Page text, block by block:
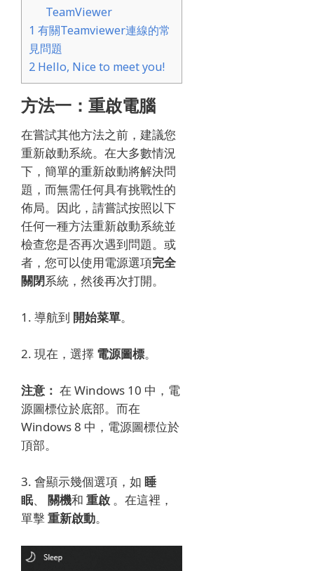
TeamViewer
1 有關Teamviewer連線的常
見問題
2 Hello, Nice to meet you!
方法一：重啟電腦
在嘗試其他方法之前，建議您
重新啟動系統。 在大多數情況
下，簡單的重新啟動將解決問
題，而無需任何具有挑戰性的
佈局。 因此，請嘗試按照以下
任何一種方法重新啟動系統並
檢查您是否再次遇到問題。 或
者，您可以使用電源選項完全
關閉系統，然後再次打開。
1. 導航到 開始菜單。
2. 現在，選擇 電源圖標。
注意： 在 Windows 10 中，電
源圖標位於底部。 而在
Windows 8 中，電源圖標位於
頂部。
3. 會顯示幾個選項，如 睡
眠、 關機和 重啟 。 在這裡，
單擊重新啟動。